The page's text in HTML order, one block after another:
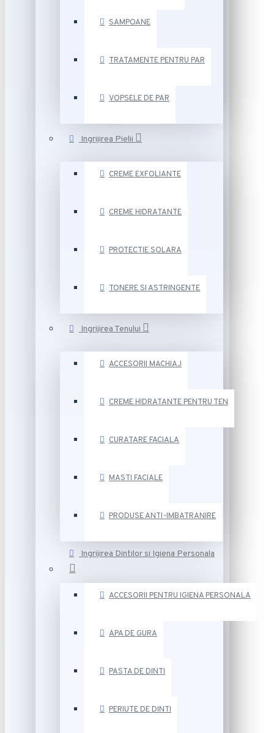
SAMPOANE
TRATAMENTE PENTRU PAR
VOPSELE DE PAR
Ingrijirea Pielii
CREME EXFOLIANTE
CREME HIDRATANTE
PROTECTIE SOLARA
TONERE SI ASTRINGENTE
Ingrijirea Tenului
ACCESORII MACHIAJ
CREME HIDRATANTE PENTRU TEN
CURATARE FACIALA
MASTI FACIALE
PRODUSE ANTI-IMBATRANIRE
Ingrijirea Dintilor si Igiena Personala
ACCESORII PENTRU IGIENA PERSONALA
APA DE GURA
PASTA DE DINTI
PERIUTE DE DINTI